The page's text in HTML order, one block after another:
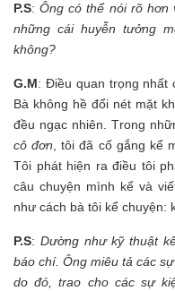
P.S:Ông có thể nói rõ hơn
những cái huyễn tưởng
không?
G.M: Điều quan trọng nhất
Bà không hề đổi nét mặt
đều ngạc nhiên. Trong
cô đơn, tôi đã cố gắng kể
Tôi phát hiện ra điều tôi
câu chuyện mình kể và
như cách bà tôi kể chuyện:
P.S: Dường như kỹ thuật
báo chí. Ông miêu tả các
do đó, trao cho các sự